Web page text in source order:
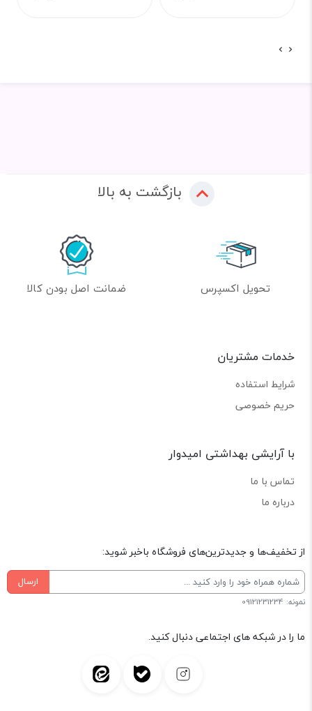
بازگشت به بالا
تحویل اکسپرس ضمانت اصل بودن کالا
خدمات مشتریان
شرایط استفاده
حریم خصوصی
با آرایشی بهداشتی امیدوار
تماس با ما
درباره ما
از تخفیف‌ها و جدیدترین‌های فروشگاه باخبر شوید:
ارسال
نمونه: 09121231234
ما را در شبکه های اجتماعی دنبال کنید.